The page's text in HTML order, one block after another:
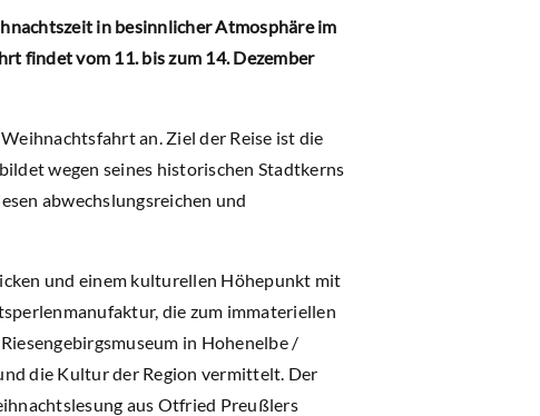
in besinnlicher Atmosphäre im
findet vom 11. bis zum 14. Dezember
an. Ziel der Reise ist die
wegen seines historischen Stadtkerns
abwechslungsreichen und
und einem kulturellen Höhepunkt mit
die zum immateriellen
in Hohenelbe /
die Kultur der Region vermittelt. Der
aus Otfried Preußlers